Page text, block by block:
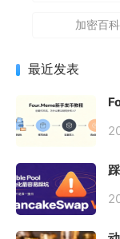
加密百科
最近发表